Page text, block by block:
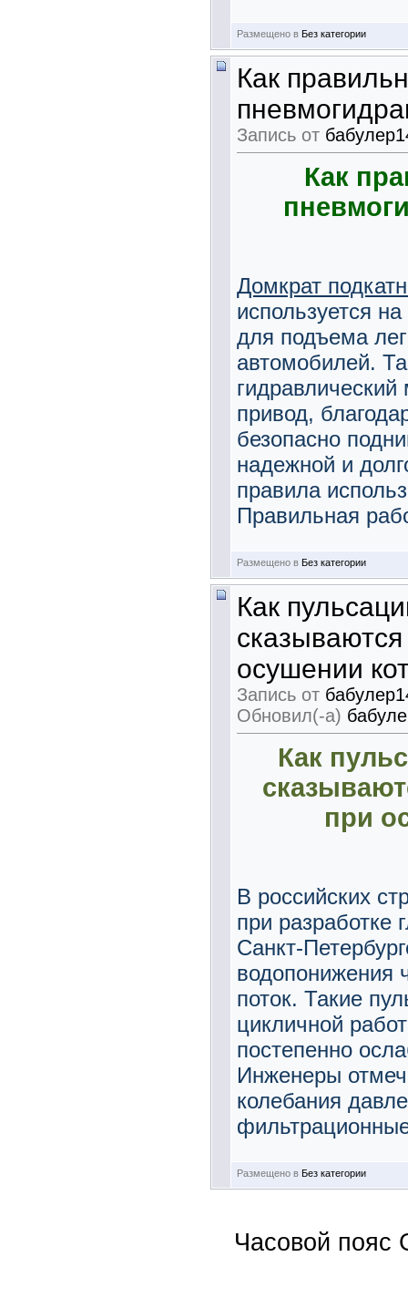
Размещено в Без категории
Как
Запись от
Как
Домкрат
используется
для подъема
автомобилей.
привод,
безопасно
надежной и
правила
Правильная
Размещено в Без категории
Как
осушении
Запись от
Обновил(-а)
Как
при
В российских
при разработке
Санкт-
водопонижения
поток. Такие
цикличной
постепенно
Инженеры
колебания
Размещено в Без категории
Часовой пояс